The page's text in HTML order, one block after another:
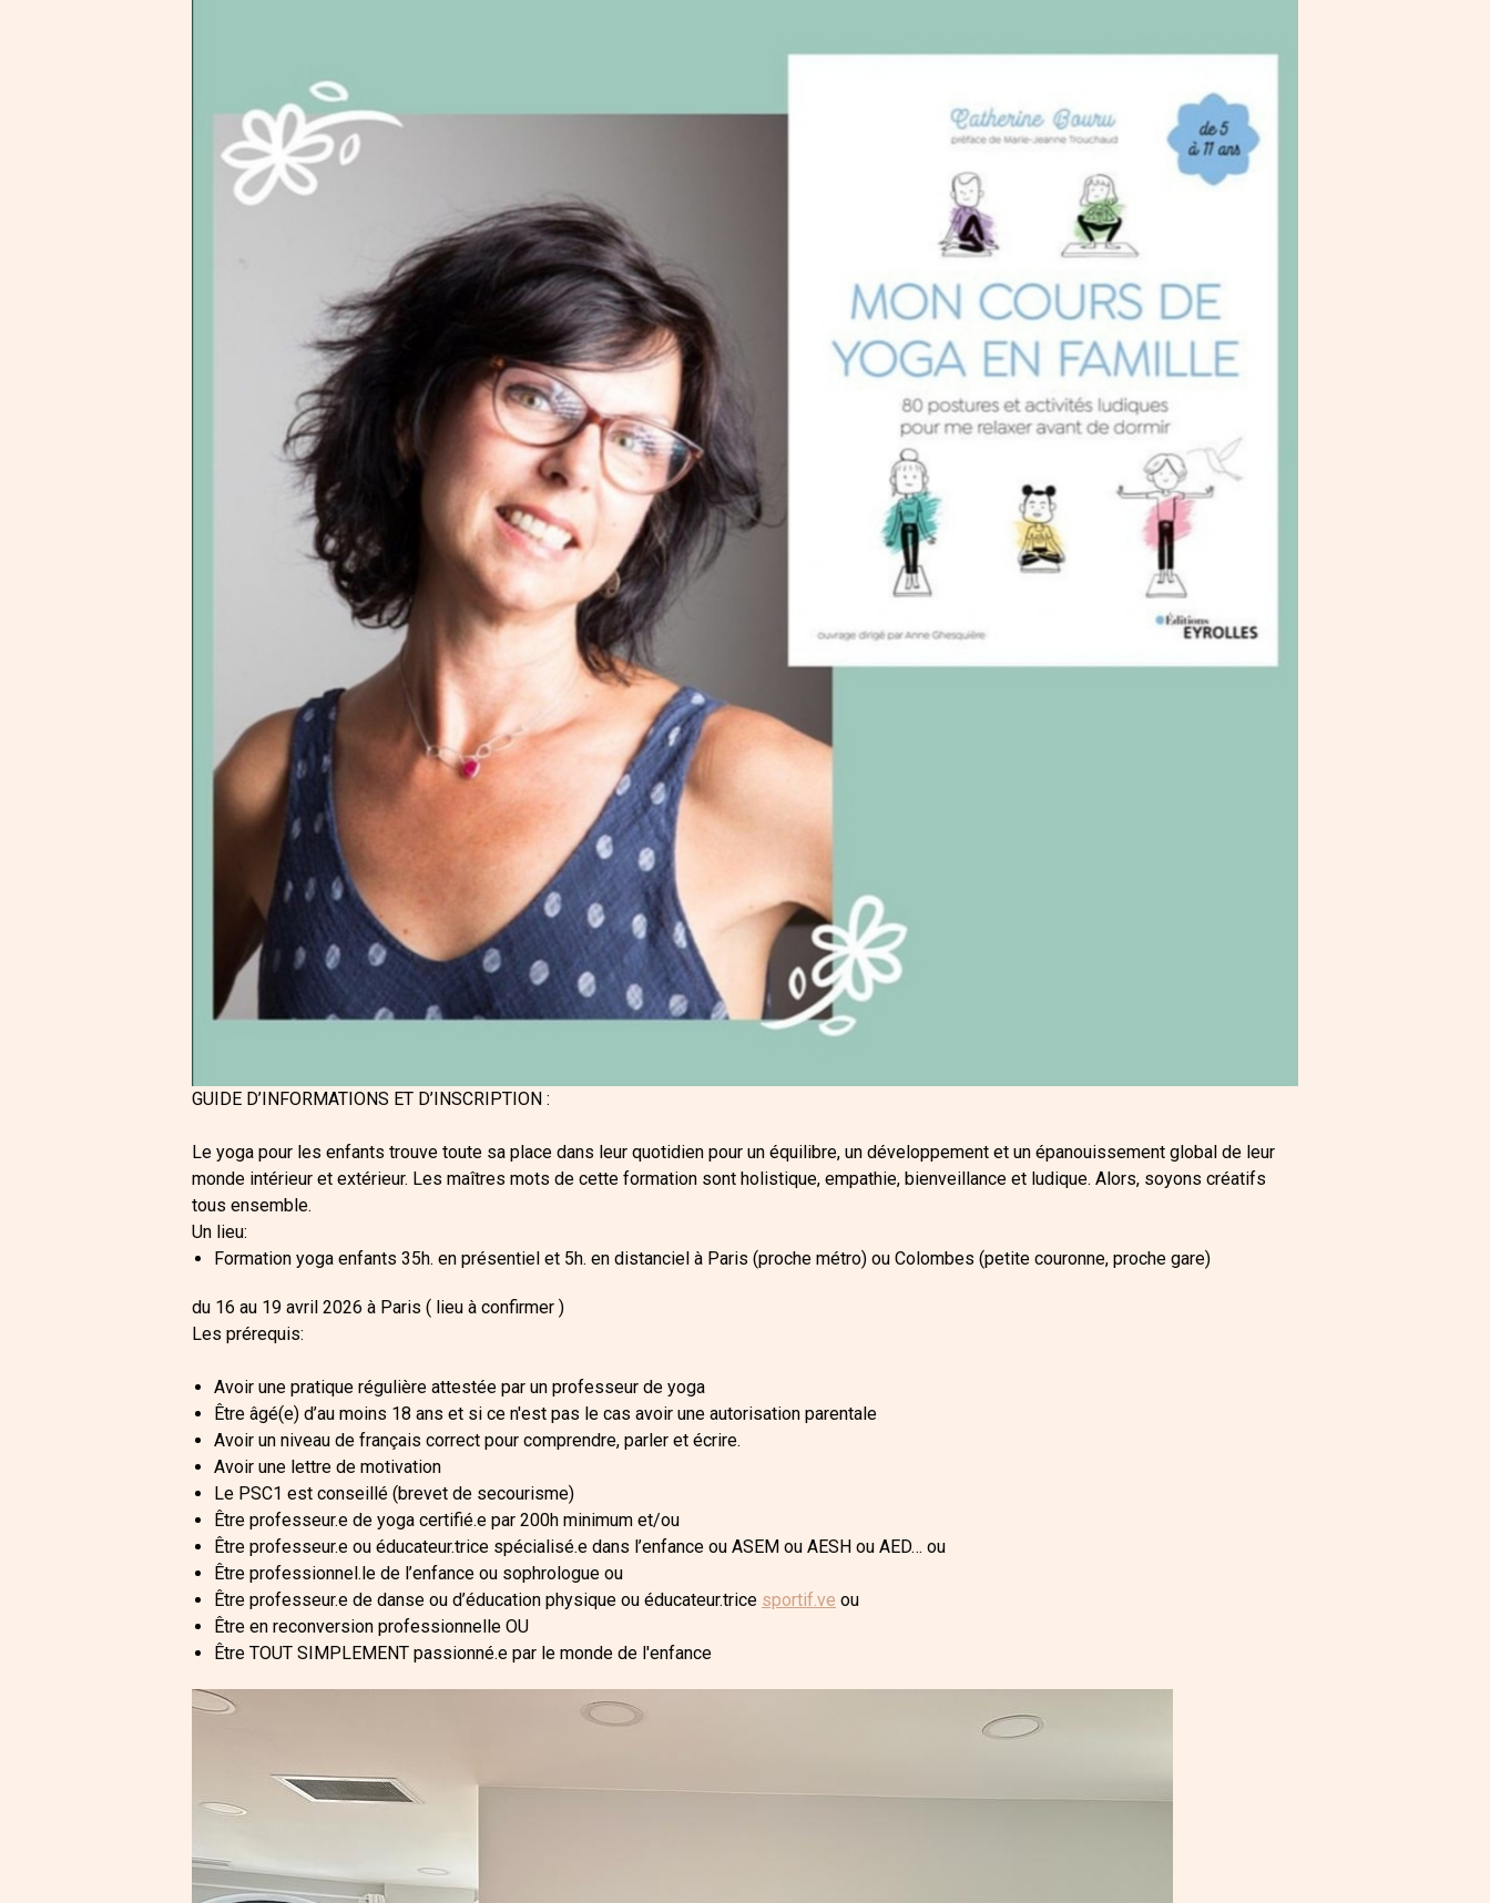
GUIDE D’INFORMATIONS ET D’INSCRIPTION :
Le yoga pour les enfants trouve toute sa place dans leur quotidien pour un équilibre, un développement et un épanouissement global de leur
monde intérieur et extérieur. Les maîtres mots de cette formation sont holistique, empathie, bienveillance et ludique. Alors, soyons créatifs
tous ensemble.
Un lieu:
Formation yoga enfants 35h. en présentiel et 5h. en distanciel à Paris (proche métro) ou Colombes (petite couronne, proche gare)
du 16 au 19 avril 2026 à Paris ( lieu à confirmer )
Les prérequis:
Avoir une pratique régulière attestée par un professeur de yoga
Être âgé(e) d’au moins 18 ans et si ce n'est pas le cas avoir une autorisation parentale
Avoir un niveau de français correct pour comprendre, parler et écrire.
Avoir une lettre de motivation
Le PSC1 est conseillé (brevet de secourisme)
Être professeur.e de yoga certifié.e par 200h minimum et/ou
Être professeur.e ou éducateur.trice spécialisé.e dans l’enfance ou ASEM ou AESH ou AED… ou
Être professionnel.le de l’enfance ou sophrologue ou
Être professeur.e de danse ou d’éducation physique ou éducateur.trice sportif.ve ou
Être en reconversion professionnelle OU
Être TOUT SIMPLEMENT passionné.e par le monde de l'enfance